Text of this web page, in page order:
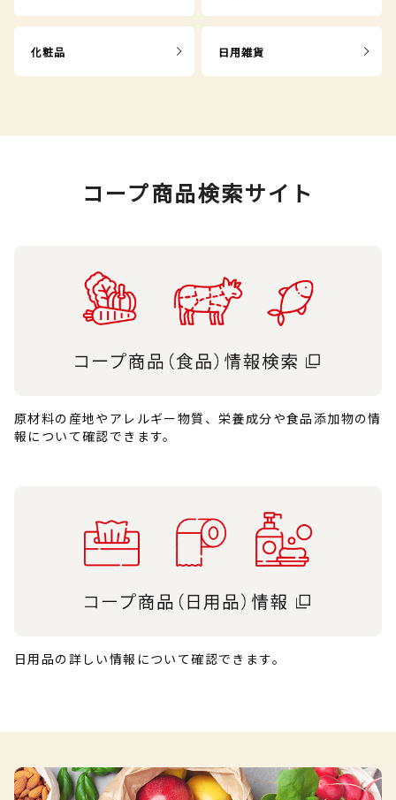
化粧品 日用雑貨
コープ商品検索サイト
原材料の産地やアレルギー物質、栄養成分や食品添加物の情
報について確認できます。
日用品の詳しい情報について確認できます。